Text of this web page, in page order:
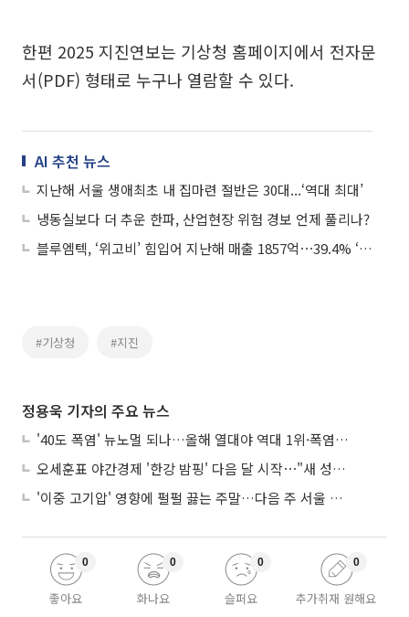
한편 2025 지진연보는 기상청 홈페이지에서 전자문
서(PDF) 형태로 누구나 열람할 수 있다.
AI 추천 뉴스
지난해 서울 생애최초 내 집마련 절반은 30대...‘역대 최대’
냉동실보다 더 추운 한파, 산업현장 위험 경보 언제 풀리나?
블루엠텍, ‘위고비’ 힘입어 지난해 매출 1857억⋯39.4% ‘껑충’
#기상청 #지진
정용욱 기자의 주요 뉴스
'40도 폭염' 뉴노멀 되나…올해 열대야 역대 1위·폭염일수 평년 3배 넘어
오세훈표 야간경제 '한강 밤핑' 다음 달 시작⋯"새 성장동력 만들 것"
'이중 고기압' 영향에 펄펄 끓는 주말…다음 주 서울 포함 서쪽이 더 덥다
좋아요
0
화나요
0
슬퍼요
0
추가취재 원해요
0